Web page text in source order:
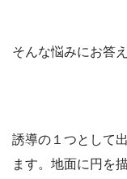
そんな悩みにお答
誘導の１つとして
ます。地面に円を